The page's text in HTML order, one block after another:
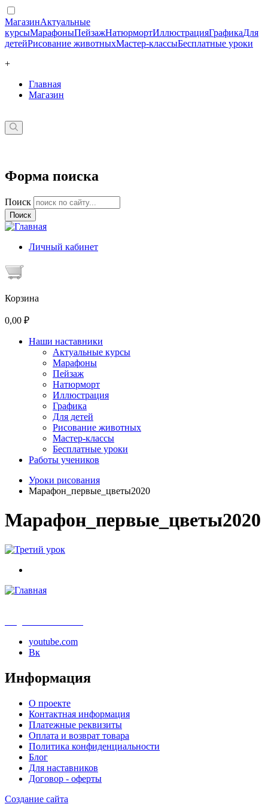
МагазинАктуальные
курсыМарафоныПейзажНатюрмортИллюстрацияГрафикаДля
детейРисование животныхМастер-классыБесплатные уроки
+
Главная
Магазин
Форма поиска
Поиск
Личный кабинет
Корзина
0,00 ₽
Наши наставники
Актуальные курсы
Марафоны
Пейзаж
Натюрморт
Иллюстрация
Графика
Для детей
Рисование животных
Мастер-классы
Бесплатные уроки
Работы учеников
Уроки рисования
Марафон_первые_цветы2020
Марафон_первые_цветы2020
youtube.com
Вк
Информация
О проекте
Контактная информация
Платежные реквизиты
Оплата и возврат товара
Политика конфиденциальности
Блог
Для наставников
Договор - оферты
Создание сайта